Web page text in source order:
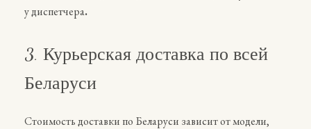
у диспетчера.
3. Курьерская доставка по всей
Беларуси
Стоимость доставки по Беларуси зависит от модели,